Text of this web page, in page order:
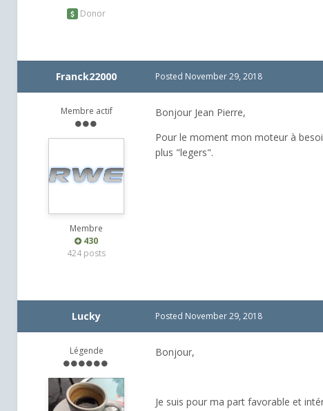
Donor
Franck22000
Membre actif
Membre
430
424 posts
Posted November 29, 2018
Bonjour Jean Pierre,
Pour le moment mon moteur à
plus "legers".
Lucky
Légende
Posted November 29, 2018
Bonjour,
Je suis pour ma part favorable et